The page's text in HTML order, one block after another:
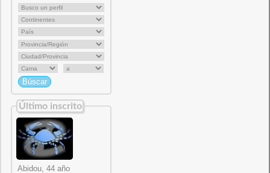
Último inscrito